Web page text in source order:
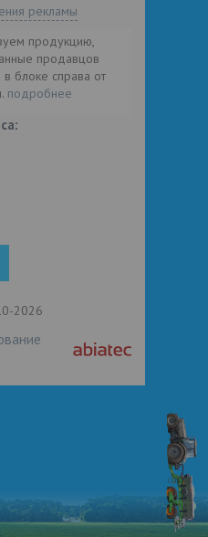
рекламы
продукцию,
продавцов
блоке справа от
подробнее
2026